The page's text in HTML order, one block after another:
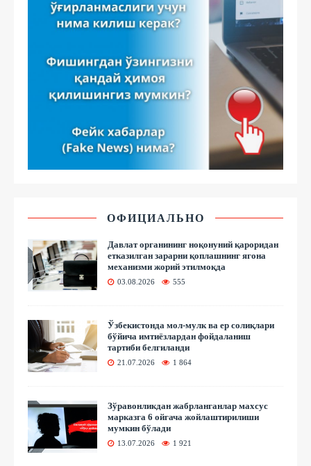
ОФИЦИАЛЬНО
Давлат органининг ноқонуний қароридан
етказилган зарарни қоплашнинг ягона
механизми жорий этилмоқда
03.08.2026 555
Ўзбекистонда мол-мулк ва ер солиқлари
бўйича имтиёзлардан фойдаланиш
тартиби белгиланди
21.07.2026 1 864
Зўравонликдан жабрланганлар махсус
марказга 6 ойгача жойлаштирилиши
мумкин бўлади
13.07.2026 1 921